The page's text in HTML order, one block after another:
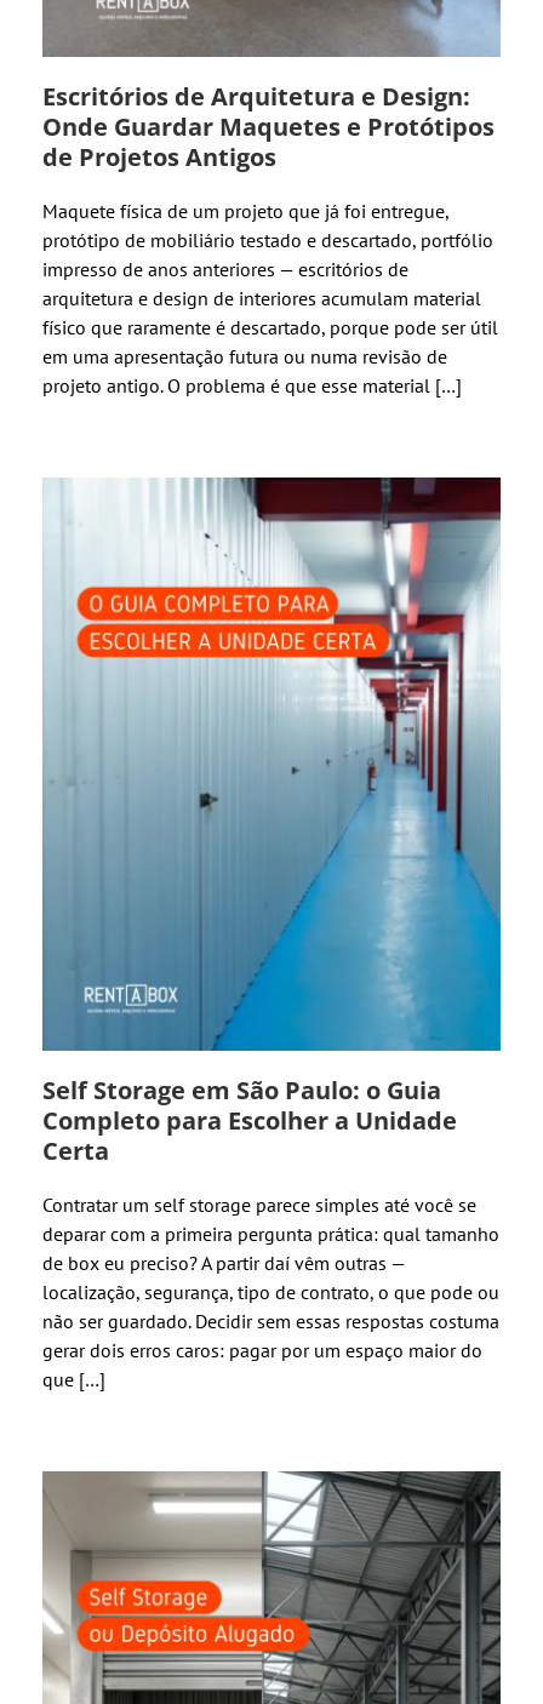
Escritórios de Arquitetura e Design:
Onde Guardar Maquetes e Protótipos
de Projetos Antigos
Maquete física de um projeto que já foi entregue,
protótipo de mobiliário testado e descartado, portfólio
impresso de anos anteriores — escritórios de
arquitetura e design de interiores acumulam material
físico que raramente é descartado, porque pode ser útil
em uma apresentação futura ou numa revisão de
projeto antigo. O problema é que esse material […]
Self Storage em São Paulo: o Guia
Completo para Escolher a Unidade
Certa
Contratar um self storage parece simples até você se
deparar com a primeira pergunta prática: qual tamanho
de box eu preciso? A partir daí vêm outras —
localização, segurança, tipo de contrato, o que pode ou
não ser guardado. Decidir sem essas respostas costuma
gerar dois erros caros: pagar por um espaço maior do
que […]